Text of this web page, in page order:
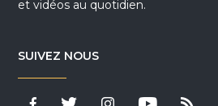
et vidéos au quotidien.
SUIVEZ NOUS